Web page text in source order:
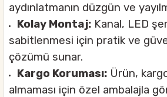
aydınlatmanın düzgün ve
Kolay Montaj: Kanal, LED
sabitlenmesi için pratik ve
çözümü sunar.
Kargo Koruması: Ürün,
almaması için özel ambalajla